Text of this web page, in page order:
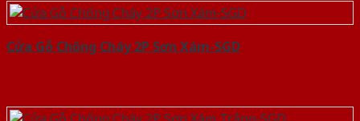
Cửa Gỗ Chống Cháy 2P Sơn Xám-SGD